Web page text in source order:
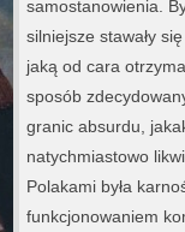
samostanowienia.
silniejsze stawały
jaką od cara
sposób
granic absurdu,
natychmiastowo
Polakami była
funkcjonowaniem